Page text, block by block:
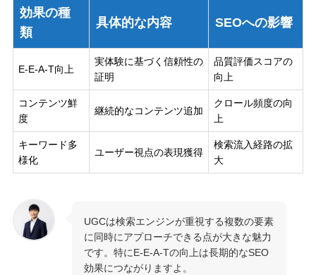
効果の種
類
具体的な内容 SEOへの影響
E-E-A-T向上
実体験に基づく信頼性の
証明
品質評価スコアの
向上
コンテンツ鮮
度
継続的なコンテンツ追加
クロール頻度の向
上
キーワード多
様化
ユーザー視点の表現獲得
検索流入経路の拡
大
UGCは検索エンジンが重視する複数の要素
に同時にアプローチできる点が大きな魅力
です。特にE-E-A-Tの向上は長期的なSEO
効果につながりますよ。